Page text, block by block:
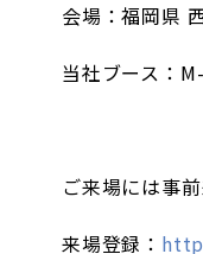
会場：福岡県
当社ブース：
ご来場には事
来場登録：